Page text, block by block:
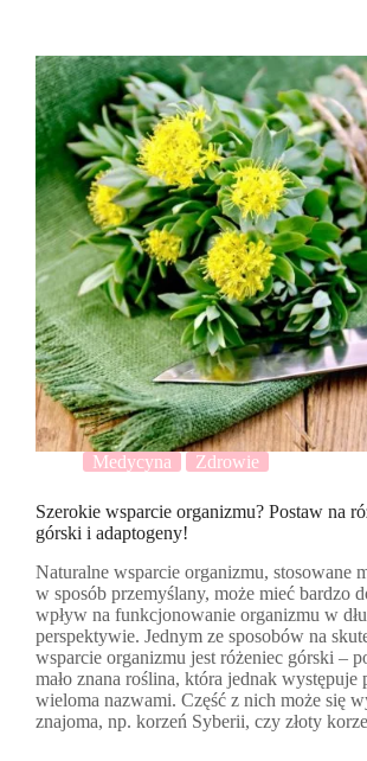
Medycyna Zdrowie
Szerokie wsparcie organizmu? Postaw na
górski i adaptogeny!
Naturalne wsparcie organizmu, stosowane
w sposób przemyślany, może mieć bardzo
wpływ na funkcjonowanie organizmu w
perspektywie. Jednym ze sposobów na
wsparcie organizmu jest różeniec górski –
mało znana roślina, która jednak występuje
wieloma nazwami. Część z nich może się
znajoma, np. korzeń Syberii, czy złoty